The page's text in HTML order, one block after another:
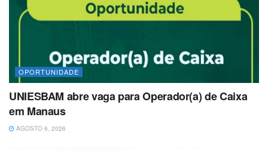
OPORTUNIDADE
UNIESBAM abre vaga para Operador(a) de Caixa
em Manaus
AGOSTO 6, 2026